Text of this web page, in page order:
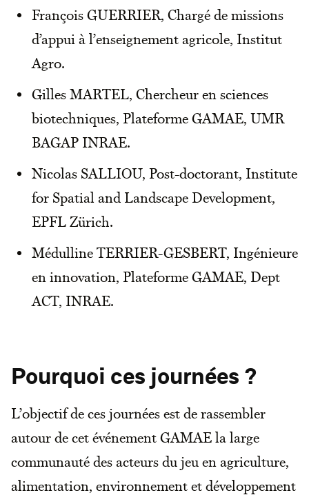
François GUERRIER, Chargé de missions
d’appui à l’enseignement agricole, Institut
Agro.
Gilles MARTEL, Chercheur en sciences
biotechniques, Plateforme GAMAE, UMR
BAGAP INRAE.
Nicolas SALLIOU, Post-doctorant, Institute
for Spatial and Landscape Development,
EPFL Zürich.
Médulline TERRIER-GESBERT, Ingénieure
en innovation, Plateforme GAMAE, Dept
ACT, INRAE.
Pourquoi ces journées ?
L’objectif de ces journées est de rassembler
autour de cet événement GAMAE la large
communauté des acteurs du jeu en agriculture,
alimentation, environnement et développement